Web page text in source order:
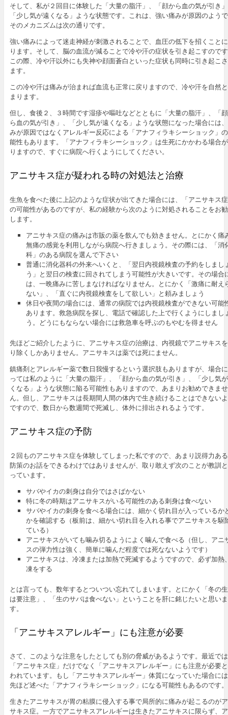
そして、私が２回目に体験した「大量の脂汗」、「顔から血の気が引き
「少し気が遠くなる」ような状態です。これは、強い痛みが原因のよう
そのメカニズムは次の通りです。
強い痛みによって迷走神経が刺激されることで、血圧の低下を招くこと
ります。そして、脳の血流が減ることで冷や汗の症状を引き起こすので
この際、冷や汗以外にも失神や顔面蒼白といった症状も同時に引き起こ
ます。
この冷や汗は痛みが治まれば血流も正常に戻りますので、冷や汗を自然
まります。
但し、食後２、３時間です湿疹や嘔吐などとともに「大量の脂汗」、「
ら血の気が引き」、「少し気が遠くなる」ような状態になった場合には
みが原因ではなくアレルギー反応による「アナフィラキシーショック」
能性もあります。「アナフィラキシーショック」は生死にかかわる場合
りますので、すぐに病院へ行くようにしてください。
アニサキス症が疑われる時の対処法と治療
生魚を食べた後に上記のような症状が出てきた場合には、「アニサキス
の可能性があるのですが、私の経験から次のように対処されることをお
します。
アニサキス症の痛みは市販の薬を飲んでも効きません。とにかく痛
無痛の感覚を利用しながら病院へ行きましょう。その際には、「消
科」のある病院を選んで下さい
普通に消化器科の外来へいくと、「翌日内視鏡検査の予約をしまし
う」と翌日の検査に回されてしまう可能性が大きいです。その場合
は、一晩痛みに苦しまなければなりません。とにかく「激痛に耐え
ない」、「直ぐに内視鏡検査をして欲しい」と頼みましょう
休日や夜間の場合には、通常の病院では内視鏡検査ができない可能
あります。救急病院を探し、電話で確認した上で行くようにしまし
う。どうにもならない場合には救急車を呼ぶのもやむを得ません
先ほどご紹介したように、アニサキス症の治療は、内視鏡でアニサキス
り除くしかありません。アニサキスは薬では死にません。
鎮痛剤とアレルギー薬で数日我慢するという選択肢もありますが、場合
っては私のように「大量の脂汗」、「顔から血の気が引き」、「少し気
くなる」ような状態に陥る可能性もありますので、あまりお勧めできませ
ん。但し、アニサキスは長期間人間の体内で生き続けることはできない
ですので、数日から数週間で死滅し、体外に排出されるようです。
アニサキス症の予防
２回ものアニサキス症を体験してしまった私ですので、あまり説得力あ
防策のお話をできるわけではありませんが、取り敢えず次のことが教訓
っています。
サバやイカの刺身は自分ではさばかない
特に冬の時期はアニサキスがいる可能性のある刺身は食べない
サバやイカの刺身を食べる場合には、細かく切れ目が入っているか
かを確認する（板前は、細かい切れ目を入れる事でアニサキスを駆
ている）
アニサキスがいても噛み切るようによく噛んで食べる（但し、アニ
スの弾力性は強く、簡単に噛んだ程度では死なないようです）
アニサキスは、冷凍または加熱で死滅するようですので、必ず加熱
凍をする
とは言っても、数年するとついつい忘れてしまいます。とにかく「冬の
は要注意」、「生のサバは食べない」ということを肝に銘じたいと思いま
す。
「アニサキスアレルギー」にも注意が必要
さて、このような注意をしたとしても別の脅威があるようです。最近では
「アニサキス症」だけでなく「アニサキスアレルギー」にも注意が必要
われています。もし「アニサキスアレルギー」体質になっていた場合に
先ほど述べた「アナフィラキシーショック」になる可能性もあるのです。
生きたアニサキスが胃の粘膜に侵入する事で局所的に痛みが起こるのが
サキス症。一方でアニサキスアレルギーは生きたアニサキスに限らず、